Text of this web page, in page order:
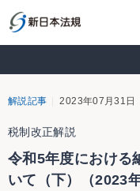
解説記事 2023年07月31日
税制改正解説
令和5年度における
いて（下）（2023